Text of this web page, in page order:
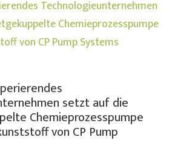
setzt auf die
Chemieprozesspumpe
von CP Pump